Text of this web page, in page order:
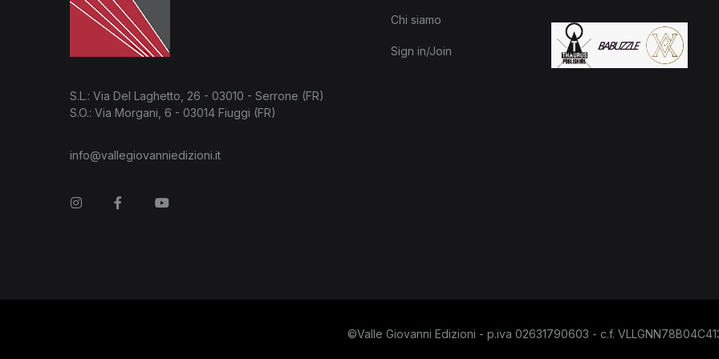
S.L.: Via Del Laghetto, 26 - 03010 - Serrone (FR)
S.O.: Via Morgani, 6 - 03014 Fiuggi (FR)
info@vallegiovanniedizioni.it
InstagramFacebookYou Tube
Chi siamo
Sign in/Join
©Valle Giovanni Edizioni - p.iva 02631790603 - c.f.